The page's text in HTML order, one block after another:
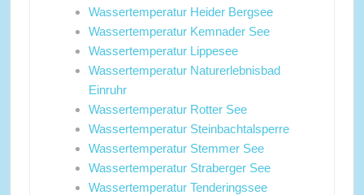
Wassertemperatur Heider Bergsee
Wassertemperatur Kemnader See
Wassertemperatur Lippesee
Wassertemperatur Naturerlebnisbad
Einruhr
Wassertemperatur Rotter See
Wassertemperatur Steinbachtalsperre
Wassertemperatur Stemmer See
Wassertemperatur Straberger See
Wassertemperatur Tenderingssee